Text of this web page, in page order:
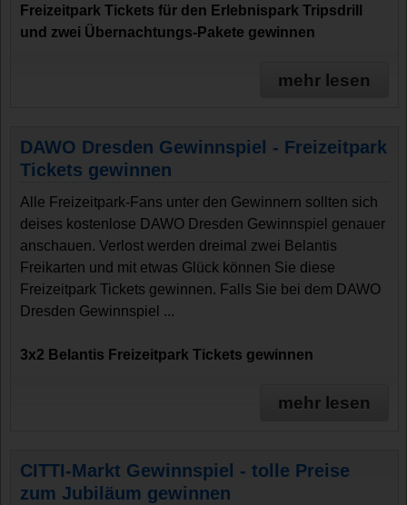
Freizeitpark Tickets für den Erlebnispark Tripsdrill
und zwei Übernachtungs-Pakete gewinnen
mehr lesen
DAWO Dresden Gewinnspiel - Freizeitpark
Tickets gewinnen
Alle Freizeitpark-Fans unter den Gewinnern sollten sich
deises kostenlose DAWO Dresden Gewinnspiel genauer
anschauen. Verlost werden dreimal zwei Belantis
Freikarten und mit etwas Glück können Sie diese
Freizeitpark Tickets gewinnen. Falls Sie bei dem DAWO
Dresden Gewinnspiel ...
3x2 Belantis Freizeitpark Tickets gewinnen
mehr lesen
CITTI-Markt Gewinnspiel - tolle Preise
zum Jubiläum gewinnen